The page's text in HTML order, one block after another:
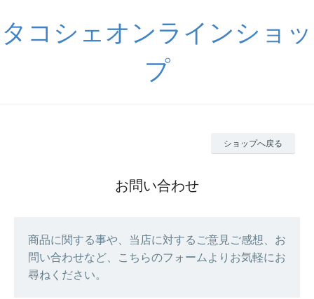
タコシェオンラインショッ
プ
ショップへ戻る
お問い合わせ
商品に関する事や、当店に対するご意見ご感想、お
問い合わせなど、こちらのフォームよりお気軽にお
尋ねください。